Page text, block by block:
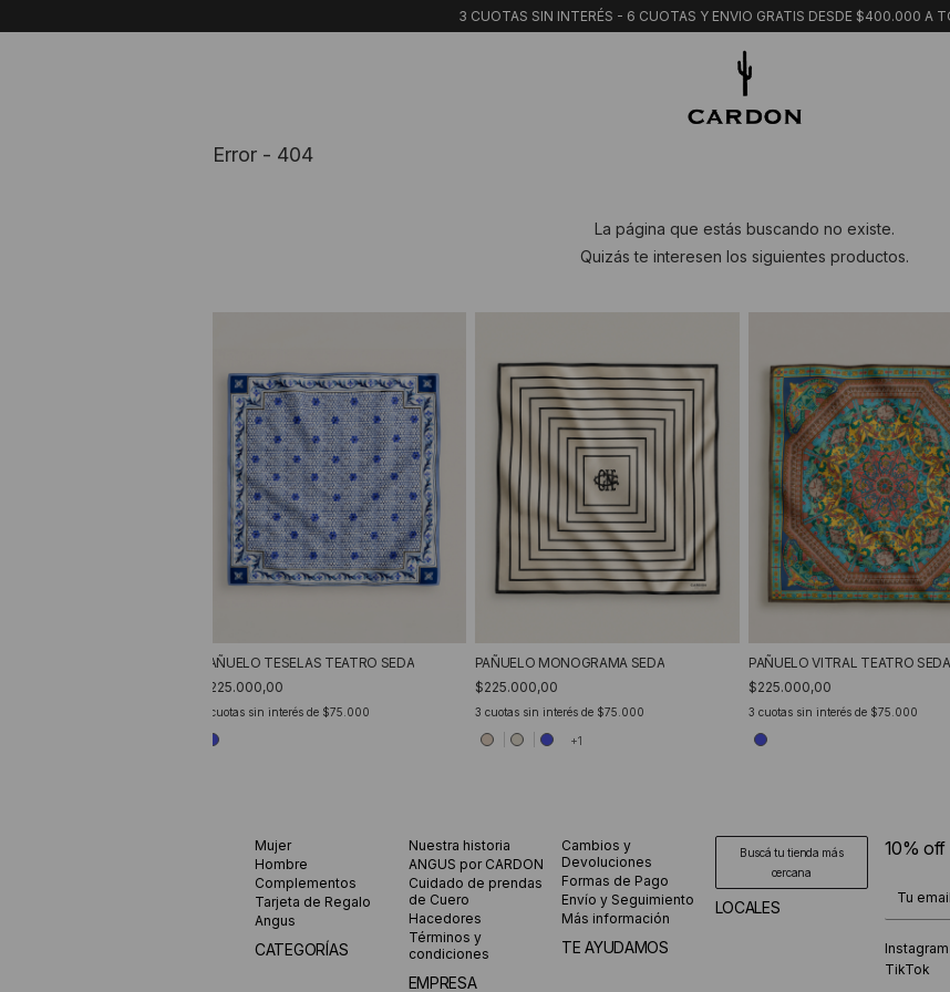
3 CUOTAS SIN INTERÉS - 6 CUOTAS Y ENVIO GRATIS DESDE $400.000 A
Error - 404
La página que estás buscando no existe.
Quizás te interesen los siguientes productos.
PAÑUELO TESELAS TEATRO SEDA
$225.000,00
cuotas sin interés de $75.000
PAÑUELO MONOGRAMA SEDA
$225.000,00
3 cuotas sin interés de $75.000
+1
PAÑUELO VITRAL TEATRO SEDA
$225.000,00
3 cuotas sin interés de $75.000
Mujer
Hombre
Complementos
Tarjeta de Regalo
Angus
CATEGORÍAS
Nuestra historia
ANGUS por CARDON
Cuidado de prendas
de Cuero
Hacedores
Términos y
condiciones
EMPRESA
Cambios y
Devoluciones
Formas de Pago
Envío y Seguimiento
Más información
TE AYUDAMOS
Buscá tu tienda más
cercana
LOCALES
10%
¡Te
Instagram
TikTok